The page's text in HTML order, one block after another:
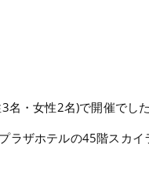
名・女性2名)で開催でし
ザホテルの45階スカ